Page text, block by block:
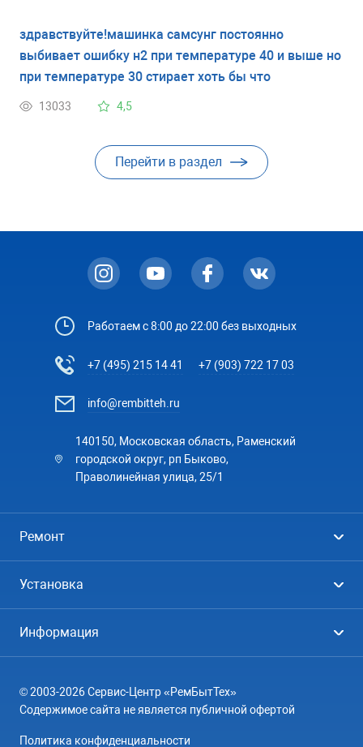
здравствуйте!машинка самсунг постоянно
выбивает ошибку н2 при температуре 40 и выше но
при температуре 30 стирает хоть бы что
13033 4,5
Перейти в раздел
Работаем с 8:00 до 22:00 без выходных
+7 (495) 215 14 41 +7 (903) 722 17 03
info@rembitteh.ru
140150, Московская область, Раменский
городской округ, рп Быково,
Праволинейная улица, 25/1
Ремонт
Посудомоечные машины
Кондиционеры
Варочные панели
Установка
Кондиционеры
Информация
География
© 2003-2026 Сервис-Центр «РемБытТех»
Содержимое сайта не является публичной офертой
Политика конфиденциальности